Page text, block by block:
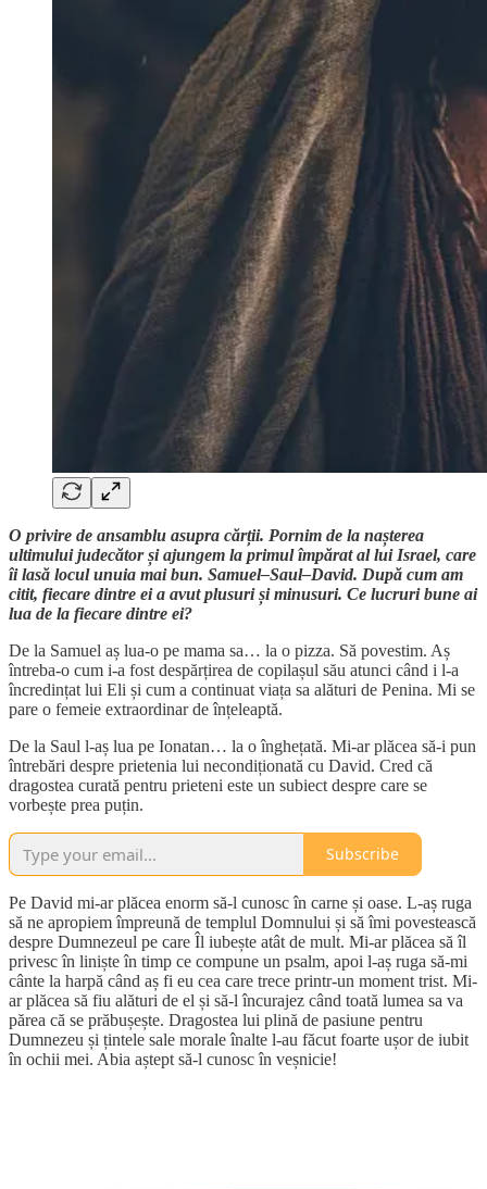
O privire de ansamblu asupra cărții. Pornim de la nașterea
ultimului judecător și ajungem la primul împărat al lui Israel, care
îi lasă locul unuia mai bun. Samuel–Saul–David. După cum am
citit, fiecare dintre ei a avut plusuri și minusuri. Ce lucruri bune ai
lua de la fiecare dintre ei?
De la Samuel aș lua-o pe mama sa… la o pizza. Să povestim. Aș
întreba-o cum i-a fost despărțirea de copilașul său atunci când i l-a
încredințat lui Eli și cum a continuat viața sa alături de Penina. Mi se
pare o femeie extraordinar de înțeleaptă.
De la Saul l-aș lua pe Ionatan… la o înghețată. Mi-ar plăcea să-i pun
întrebări despre prietenia lui necondiționată cu David. Cred că
dragostea curată pentru prieteni este un subiect despre care se
vorbește prea puțin.
Subscribe
Pe David mi-ar plăcea enorm să-l cunosc în carne și oase. L-aș ruga
să ne apropiem împreună de templul Domnului și să îmi povestească
despre Dumnezeul pe care Îl iubește atât de mult. Mi-ar plăcea să îl
privesc în liniște în timp ce compune un psalm, apoi l-aș ruga să-mi
cânte la harpă când aș fi eu cea care trece printr-un moment trist. Mi-
ar plăcea să fiu alături de el și să-l încurajez când toată lumea sa va
părea că se prăbușește. Dragostea lui plină de pasiune pentru
Dumnezeu și țintele sale morale înalte l-au făcut foarte ușor de iubit
în ochii mei. Abia aștept să-l cunosc în veșnicie!